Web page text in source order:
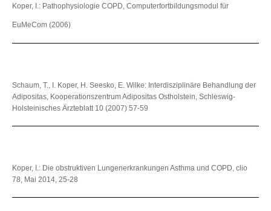
Koper, I.: Pathophysiologie COPD, Computerfortbildungsmodul für
EuMeCom (2006)
Schaum, T., I. Koper, H. Seesko, E. Wilke: Interdisziplinäre Behandlung der
Adipositas, Kooperationszentrum Adipositas Ostholstein, Schleswig-
Holsteinisches Ärzteblatt 10 (2007) 57-59
Koper, I.: Die obstruktiven Lungenerkrankungen Asthma und COPD, clio
78, Mai 2014, 25-28